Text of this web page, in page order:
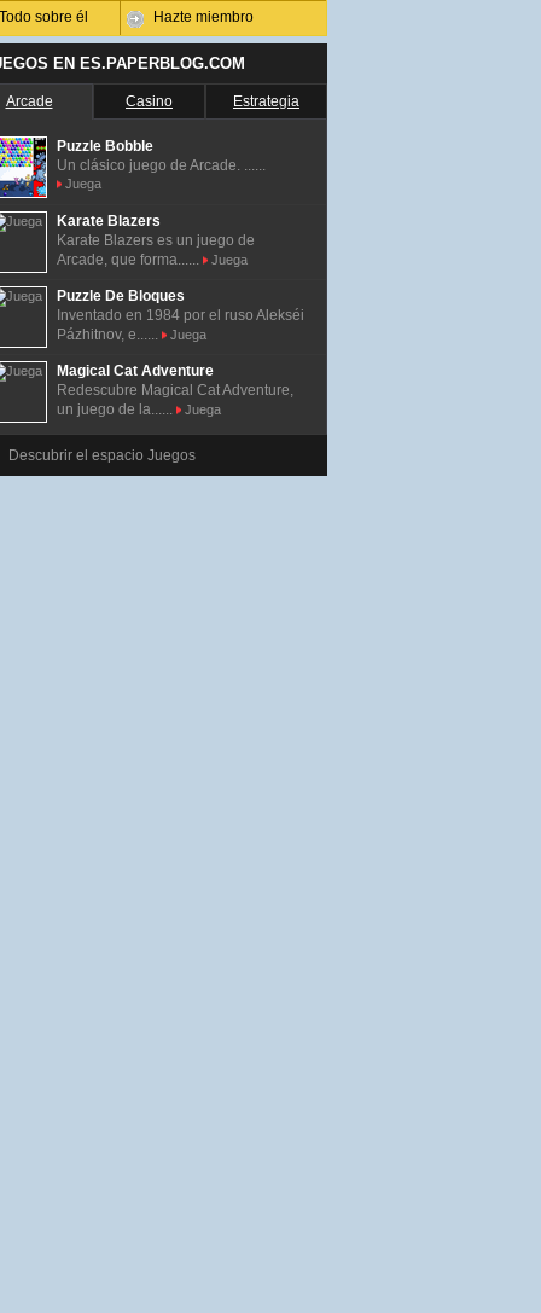
Todo sobre él Hazte miembro
EN ES.PAPERBLOG.COM
Arcade Casino Estrategia
Puzzle Bobble
Un clásico juego de Arcade. ......
Juega
Karate Blazers
Karate Blazers es un juego de
Arcade, que forma......
Juega
Puzzle De Bloques
Inventado en 1984 por el ruso Alekséi
Pázhitnov, e......
Juega
Magical Cat Adventure
Redescubre Magical Cat Adventure,
un juego de la......
Juega
Descubrir el espacio Juegos